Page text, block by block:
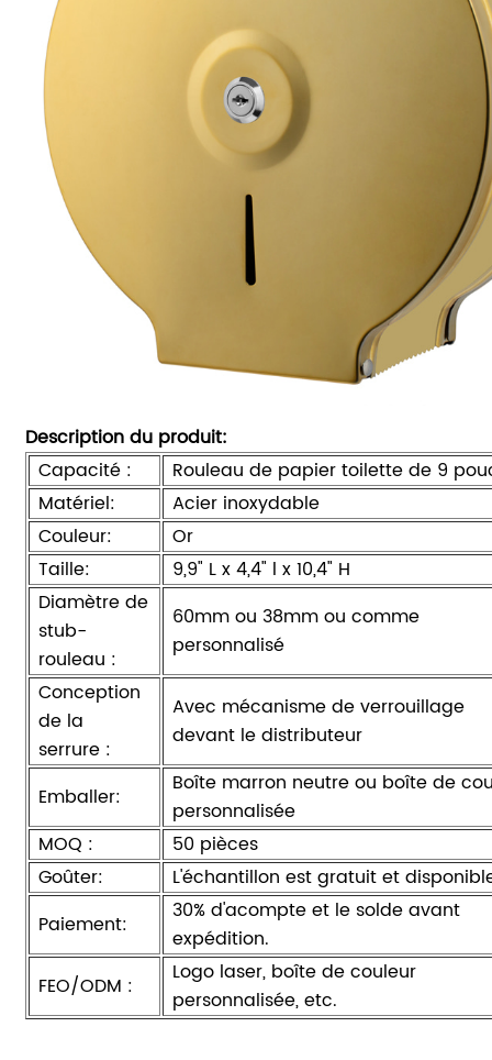
Description du produit:
Capacité :
Rouleau de papier toilette de 9
Matériel:
Acier inoxydable
Couleur:
Or
Taille:
9,9" L x 4,4" l x 10,4" H
Diamètre de
stub-
rouleau :
60mm ou 38mm ou comme
personnalisé
Conception
de la
serrure :
Avec mécanisme de verrouillage
devant le distributeur
Emballer:
Boîte marron neutre ou boîte de
personnalisée
MOQ :
50 pièces
Goûter:
L'échantillon est gratuit et
Paiement:
30% d'acompte et le solde avant
expédition.
FEO/ODM :
Logo laser, boîte de couleur
personnalisée, etc.